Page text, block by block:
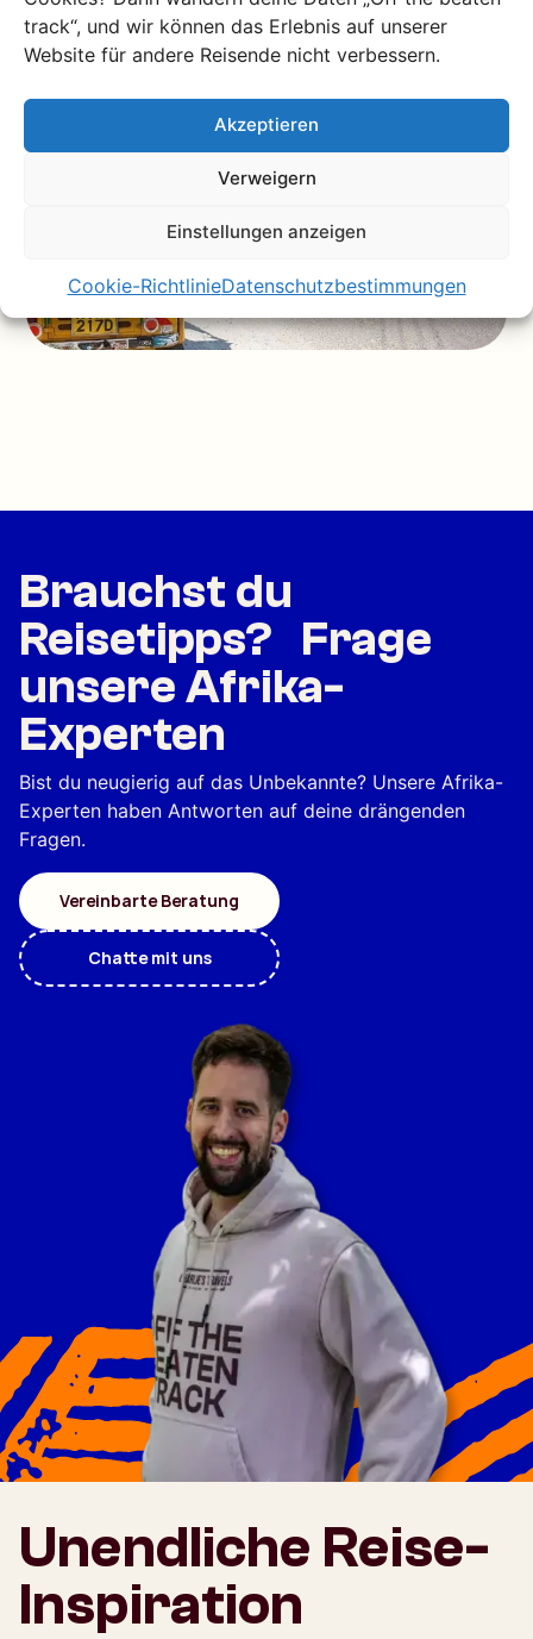
track“, und wir können das Erlebnis auf unserer
Website für andere Reisende nicht verbessern.
Akzeptieren
Verweigern
Einstellungen anzeigen
Cookie-RichtlinieDatenschutzbestimmungen
Brauchst du
Reisetipps? Frage
unsere Afrika-
Experten
Bist du neugierig auf das Unbekannte? Unsere Afrika-
Experten haben Antworten auf deine drängenden
Fragen.
Vereinbarte Beratung
Chatte mit uns
Unendliche Reise-
Inspiration